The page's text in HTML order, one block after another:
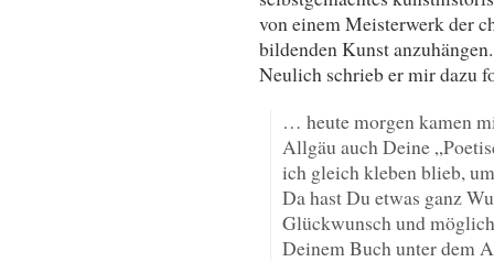
von einem Meisterwerk der
bildenden Kunst anzuhängen.
Neulich schrieb er mir dazu
… heute morgen kamen
Allgäu auch Deine
ich gleich kleben blieb,
Da hast Du etwas ganz
Glückwunsch und
Deinem Buch unter dem